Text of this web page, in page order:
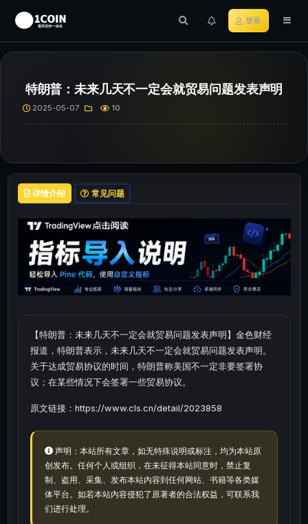
登录
特朗普：未来几天不一定会就贸易问题发表声明
2025-05-07 10
详情介绍 常见问题
【特朗普：未来几天不一定会就贸易问题发表声明】金色财经
报道，特朗普表示，未来几天不一定会就贸易问题发表声明。
关于达成贸易协议的时间，特朗普称美国不一定非要签署协
议；在某些情况下会签署一些贸易协议。
原文链接：https://www.cls.cn/detail/2023858
声明：本站所有文章，如无特殊说明或标注，均为本站原
创发布。任何个人或组织，在未征得本站同意时，禁止复
制、盗用、采集、发布本站内容到任何网站、书籍等各类媒
体平台。如若本站内容侵犯了原著者的合法权益，可联系我
们进行处理。